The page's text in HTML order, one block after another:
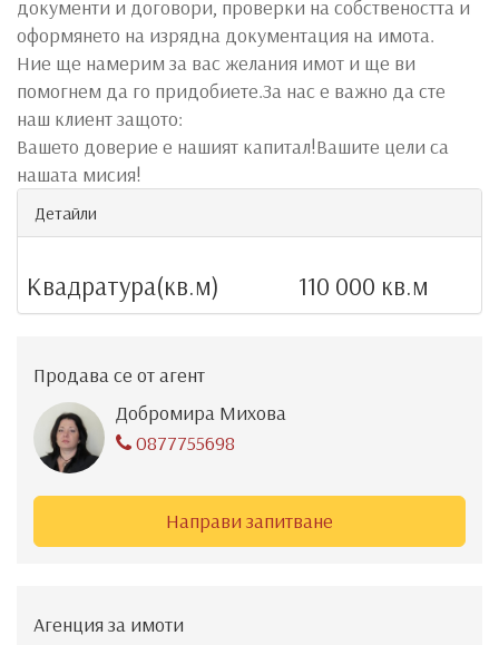
документи и договори, проверки на собствеността и
оформянето на изрядна документация на имота.
Ние ще намерим за вас желания имот и ще ви
помогнем да го придобиете.За нас е важно да сте
наш клиент защото:
Вашето доверие е нашият капитал!Вашите цели са
нашата мисия!
Детайли
Квадратура(кв.м) 110 000 кв.м
Продава се от агент
Добромира Михова
0877755698
Направи запитване
Агенция за имоти